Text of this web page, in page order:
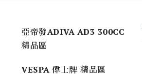
亞帝發ADIVA AD3 300CC
精品區
VESPA 偉士牌 精品區